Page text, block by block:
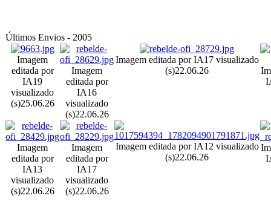
Últimos Envios - 2005
Imagem
editada por
IA19
visualizado
(s)25.06.26
Imagem
editada por
IA16
visualizado
(s)22.06.26
Imagem editada por IA17 visualizado
(s)22.06.26
Imagem
editada por
IA13
visualizado
(s)22.06.26
Imagem
editada por
IA17
visualizado
(s)22.06.26
Imagem editada por IA12 visualizado
(s)22.06.26